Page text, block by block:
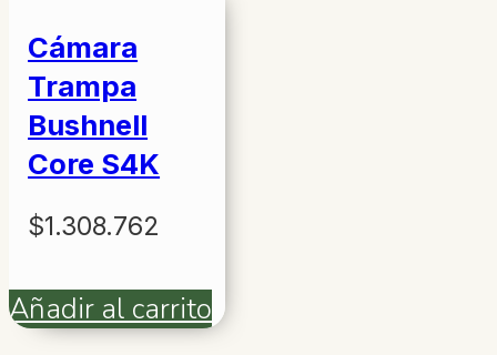
Cámara
Trampa
Bushnell
Core S4K
$1.308.762
Añadir al carrito